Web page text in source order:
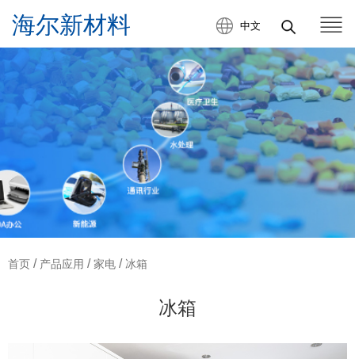
中文
首页 / 产品应用 /家电 / 冰箱
冰箱